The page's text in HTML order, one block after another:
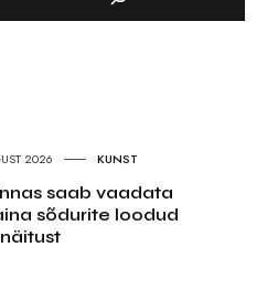
2026 KUNST
saab vaadata
sõdurite loodud